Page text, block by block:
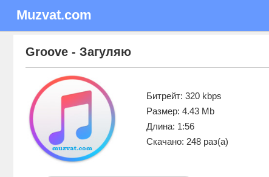
Muzvat.com
Groove - Загуляю
Битрейт: 320 kbps
Размер: 4.43 Mb
Длина: 1:56
Скачано: 248 раз(а)